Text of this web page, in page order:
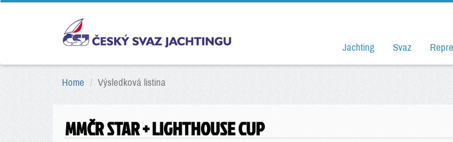
Jachting Svaz
Home Výsledková listina
MMČR STAR + LIGHTHOUSE CUP